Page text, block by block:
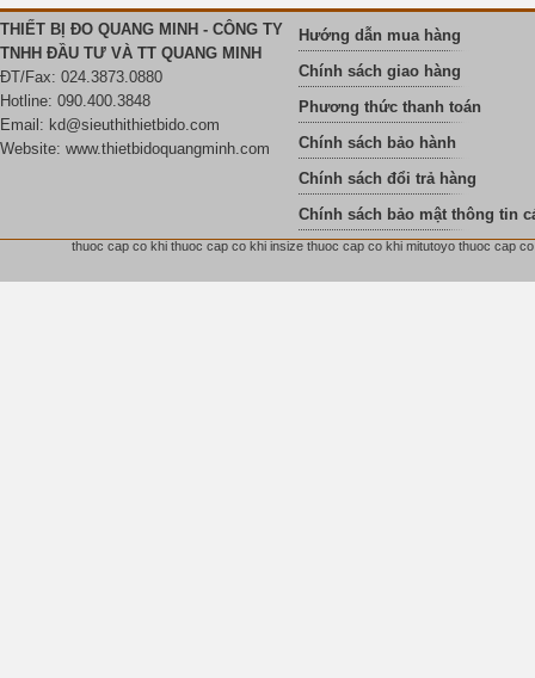
THIẾT BỊ ĐO QUANG MINH - CÔNG TY
TNHH ĐẦU TƯ VÀ TT QUANG MINH
ĐT/Fax: 024.3873.0880
Hotline: 090.400.3848
Email: kd@sieuthithietbido.com
Website: www.thietbidoquangminh.com
Hướng dẫn mua hàng
Chính sách giao hàng
Phương thức thanh toán
Chính sách bảo hành
Chính sách đổi trả hàng
Chính sách bảo mật thông tin
thuoc cap co khi thuoc cap co khi insize thuoc cap co khi mitutoyo thuoc cap